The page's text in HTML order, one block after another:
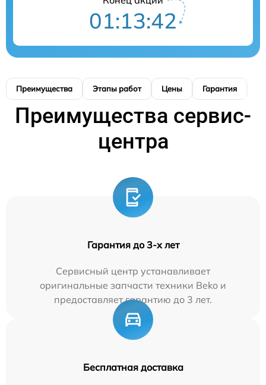
01:13:41
Преимущества Этапы работ Цены Гарантия
Преимущества сервис-
центра
Гарантия до 3-х лет
Сервисный центр устанавливает
оригинальные запчасти техники Beko и
предоставляет гарантию до 3 лет.
Бесплатная доставка